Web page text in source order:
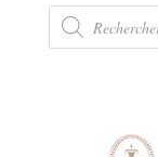
Recherche
produits